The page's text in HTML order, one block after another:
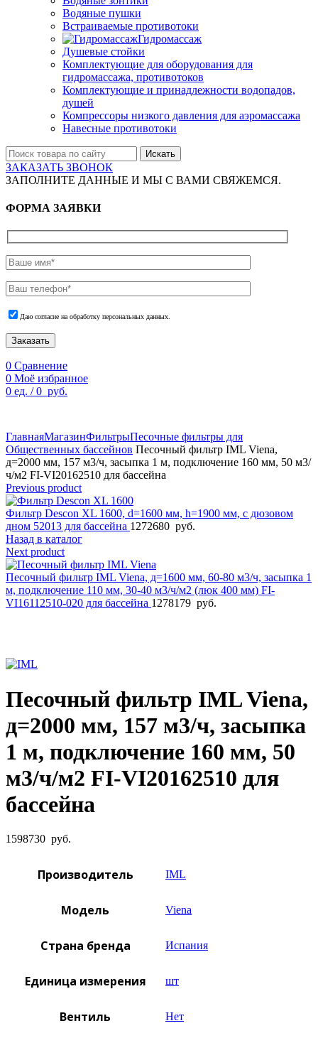
Водяные пушки
Встраиваемые противотоки
Гидромассаж
Душевые стойки
Комплектующие для оборудования для
гидромассажа, противотоков
Комплектующие и принадлежности водопадов,
душей
Компрессоры низкого давления для аэромассажа
Навесные противотоки
Искать
ЗАКАЗАТЬ ЗВОНОК
ЗАПОЛНИТЕ ДАННЫЕ И МЫ С ВАМИ СВЯЖЕМСЯ.
ФОРМА ЗАЯВКИ
Даю согласие на обработку персональных данных.
Заказать
0 Сравнение
0 Моё избранное
0 ед. / 0 руб.
ГлавнаяМагазинФильтрыПесочные фильтры для
Общественных бассейнов Песочный фильтр IML Viena,
д=2000 мм, 157 м3/ч, засыпка 1 м, подключение 160 мм, 50 м3/
ч/м2 FI-VI20162510 для бассейна
Previous product
Фильтр Descon XL 1600, d=1600 мм, h=1900 мм, с дюзовом
дном 52013 для бассейна 1272680 руб.
Назад в каталог
Next product
Песочный фильтр IML Viena, д=1600 мм, 60-80 м3/ч, засыпка 1
м, подключение 110 мм, 30-40 м3/ч/м2 (люк 400 мм) FI-
VI16112510-020 для бассейна 1278179 руб.
Песочный фильтр IML Viena,
д=2000 мм, 157 м3/ч, засыпка
1 м, подключение 160 мм, 50
м3/ч/м2 FI-VI20162510 для
бассейна
1598730 руб.
Производитель IML
Модель Viena
Страна бренда Испания
Единица измерения шт
Вентиль Нет